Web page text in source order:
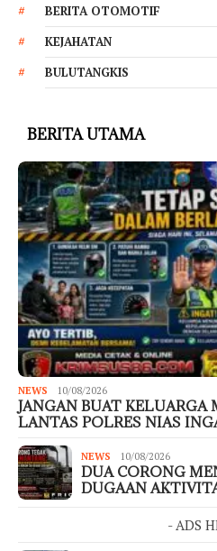
BERITA OTOMOTIF
KEJAHATAN
BULUTANGKIS
BERITA UTAMA
NEWS 10/08/2026
JANGAN BUAT KELUARGA
LANTAS POLRES NIAS
NEWS 10/08/2026
DUA CORONG
DUGAAN
- ADS